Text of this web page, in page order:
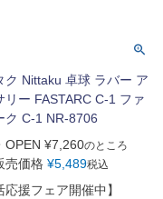
ク Nittaku 卓球 ラバー ア
リー FASTARC C-1 ファ
ク C-1 NR-8706
OPEN ¥7,260のところ
売価格 ¥5,489税込
応援フェア開催中】